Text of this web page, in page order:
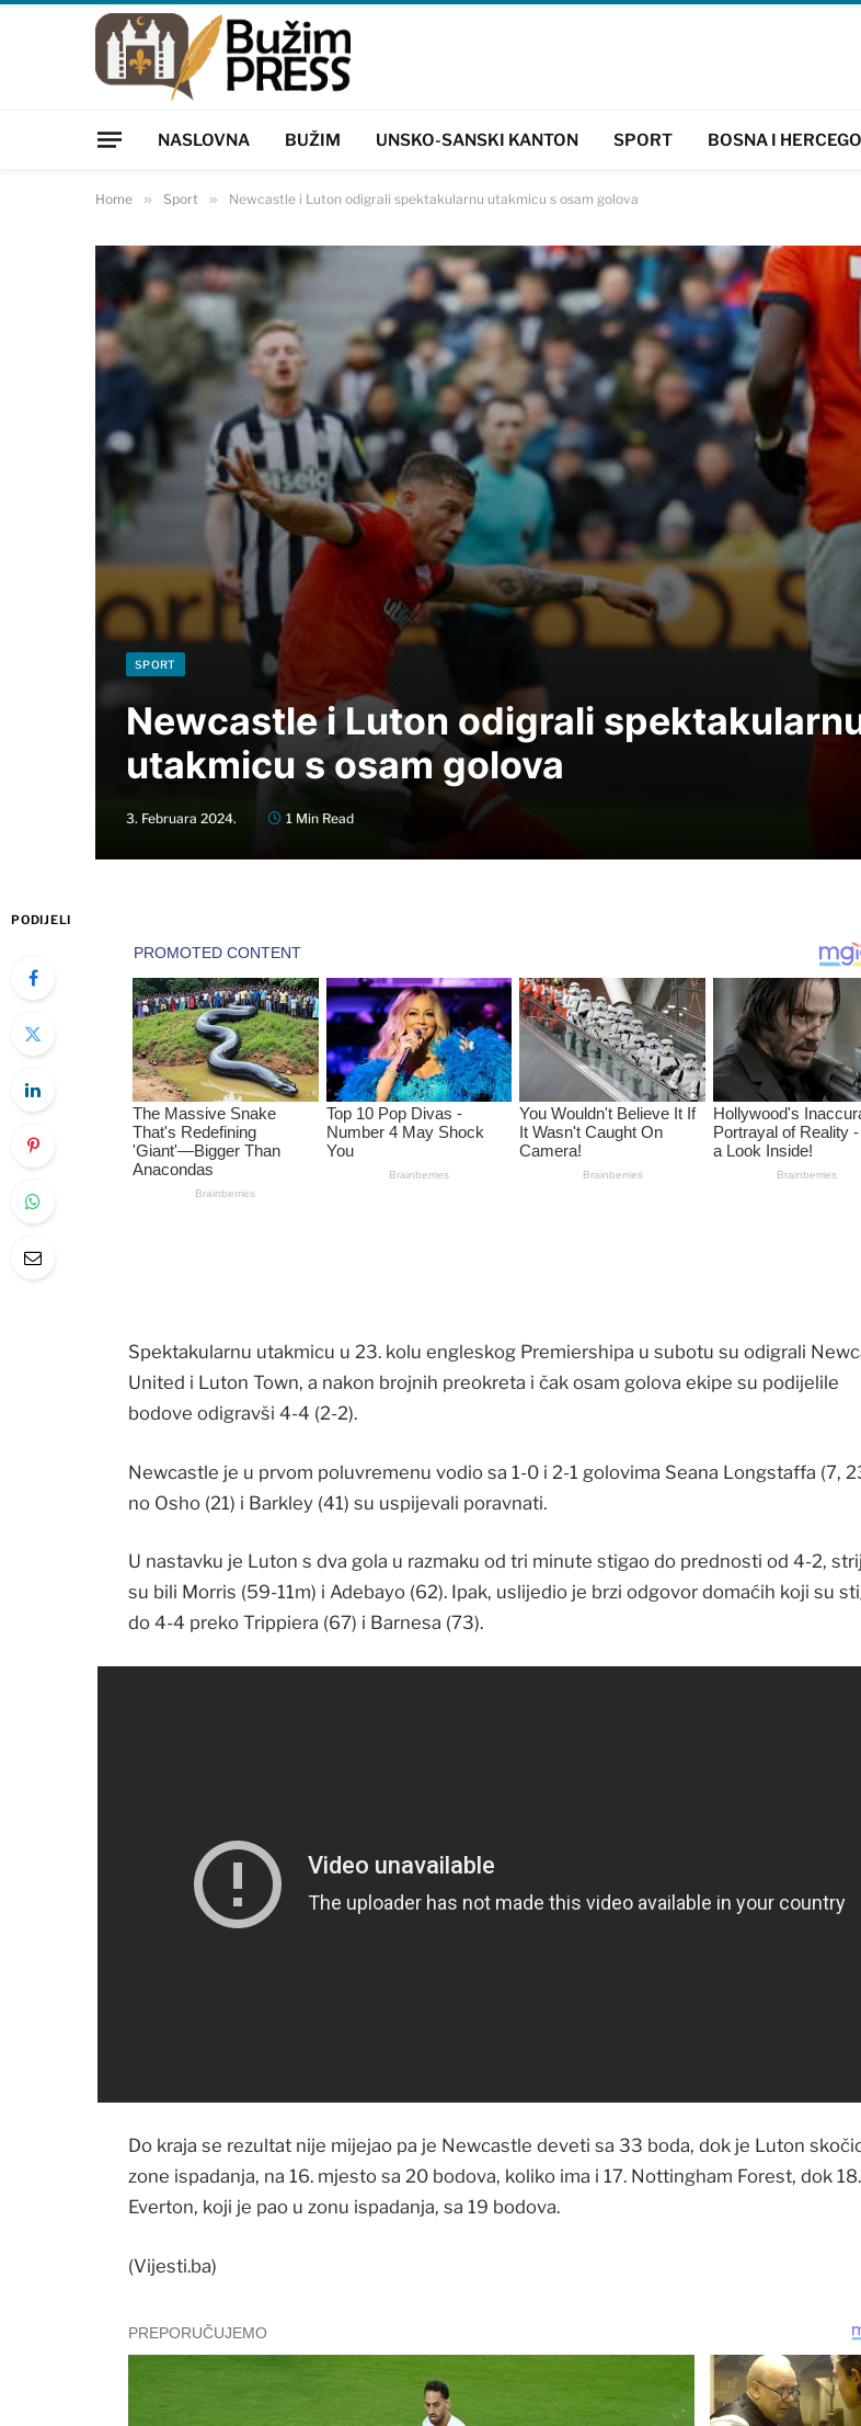
NASLOVNA BUŽIM UNSKO-SANSKI KANTON SPORT BOSNA I
Home » Sport » Newcastle i Luton odigrali spektakularnu utakmicu s osam golova
SPORT
Newcastle i Luton odigrali
utakmicu s osam golova
3. Februara 2024. 1 Min Read
PODIJELI
Spektakularnu utakmicu u 23. kolu engleskog Premiershipa u subotu su odigrali
United i Luton Town, a nakon brojnih preokreta i čak osam golova ekipe su podijelile
bodove odigravši 4-4 (2-2).
Newcastle je u prvom poluvremenu vodio sa 1-0 i 2-1 golovima Seana Longstaffa (7,
no Osho (21) i Barkley (41) su uspijevali poravnati.
U nastavku je Luton s dva gola u razmaku od tri minute stigao do prednosti od 4-2,
su bili Morris (59-11m) i Adebayo (62). Ipak, uslijedio je brzi odgovor domaćih koji su
do 4-4 preko Trippiera (67) i Barnesa (73).
Do kraja se rezultat nije mijejao pa je Newcastle deveti sa 33 boda, dok je Luton
zone ispadanja, na 16. mjesto sa 20 bodova, koliko ima i 17. Nottingham Forest, dok 18.
Everton, koji je pao u zonu ispadanja, sa 19 bodova.
(Vijesti.ba)